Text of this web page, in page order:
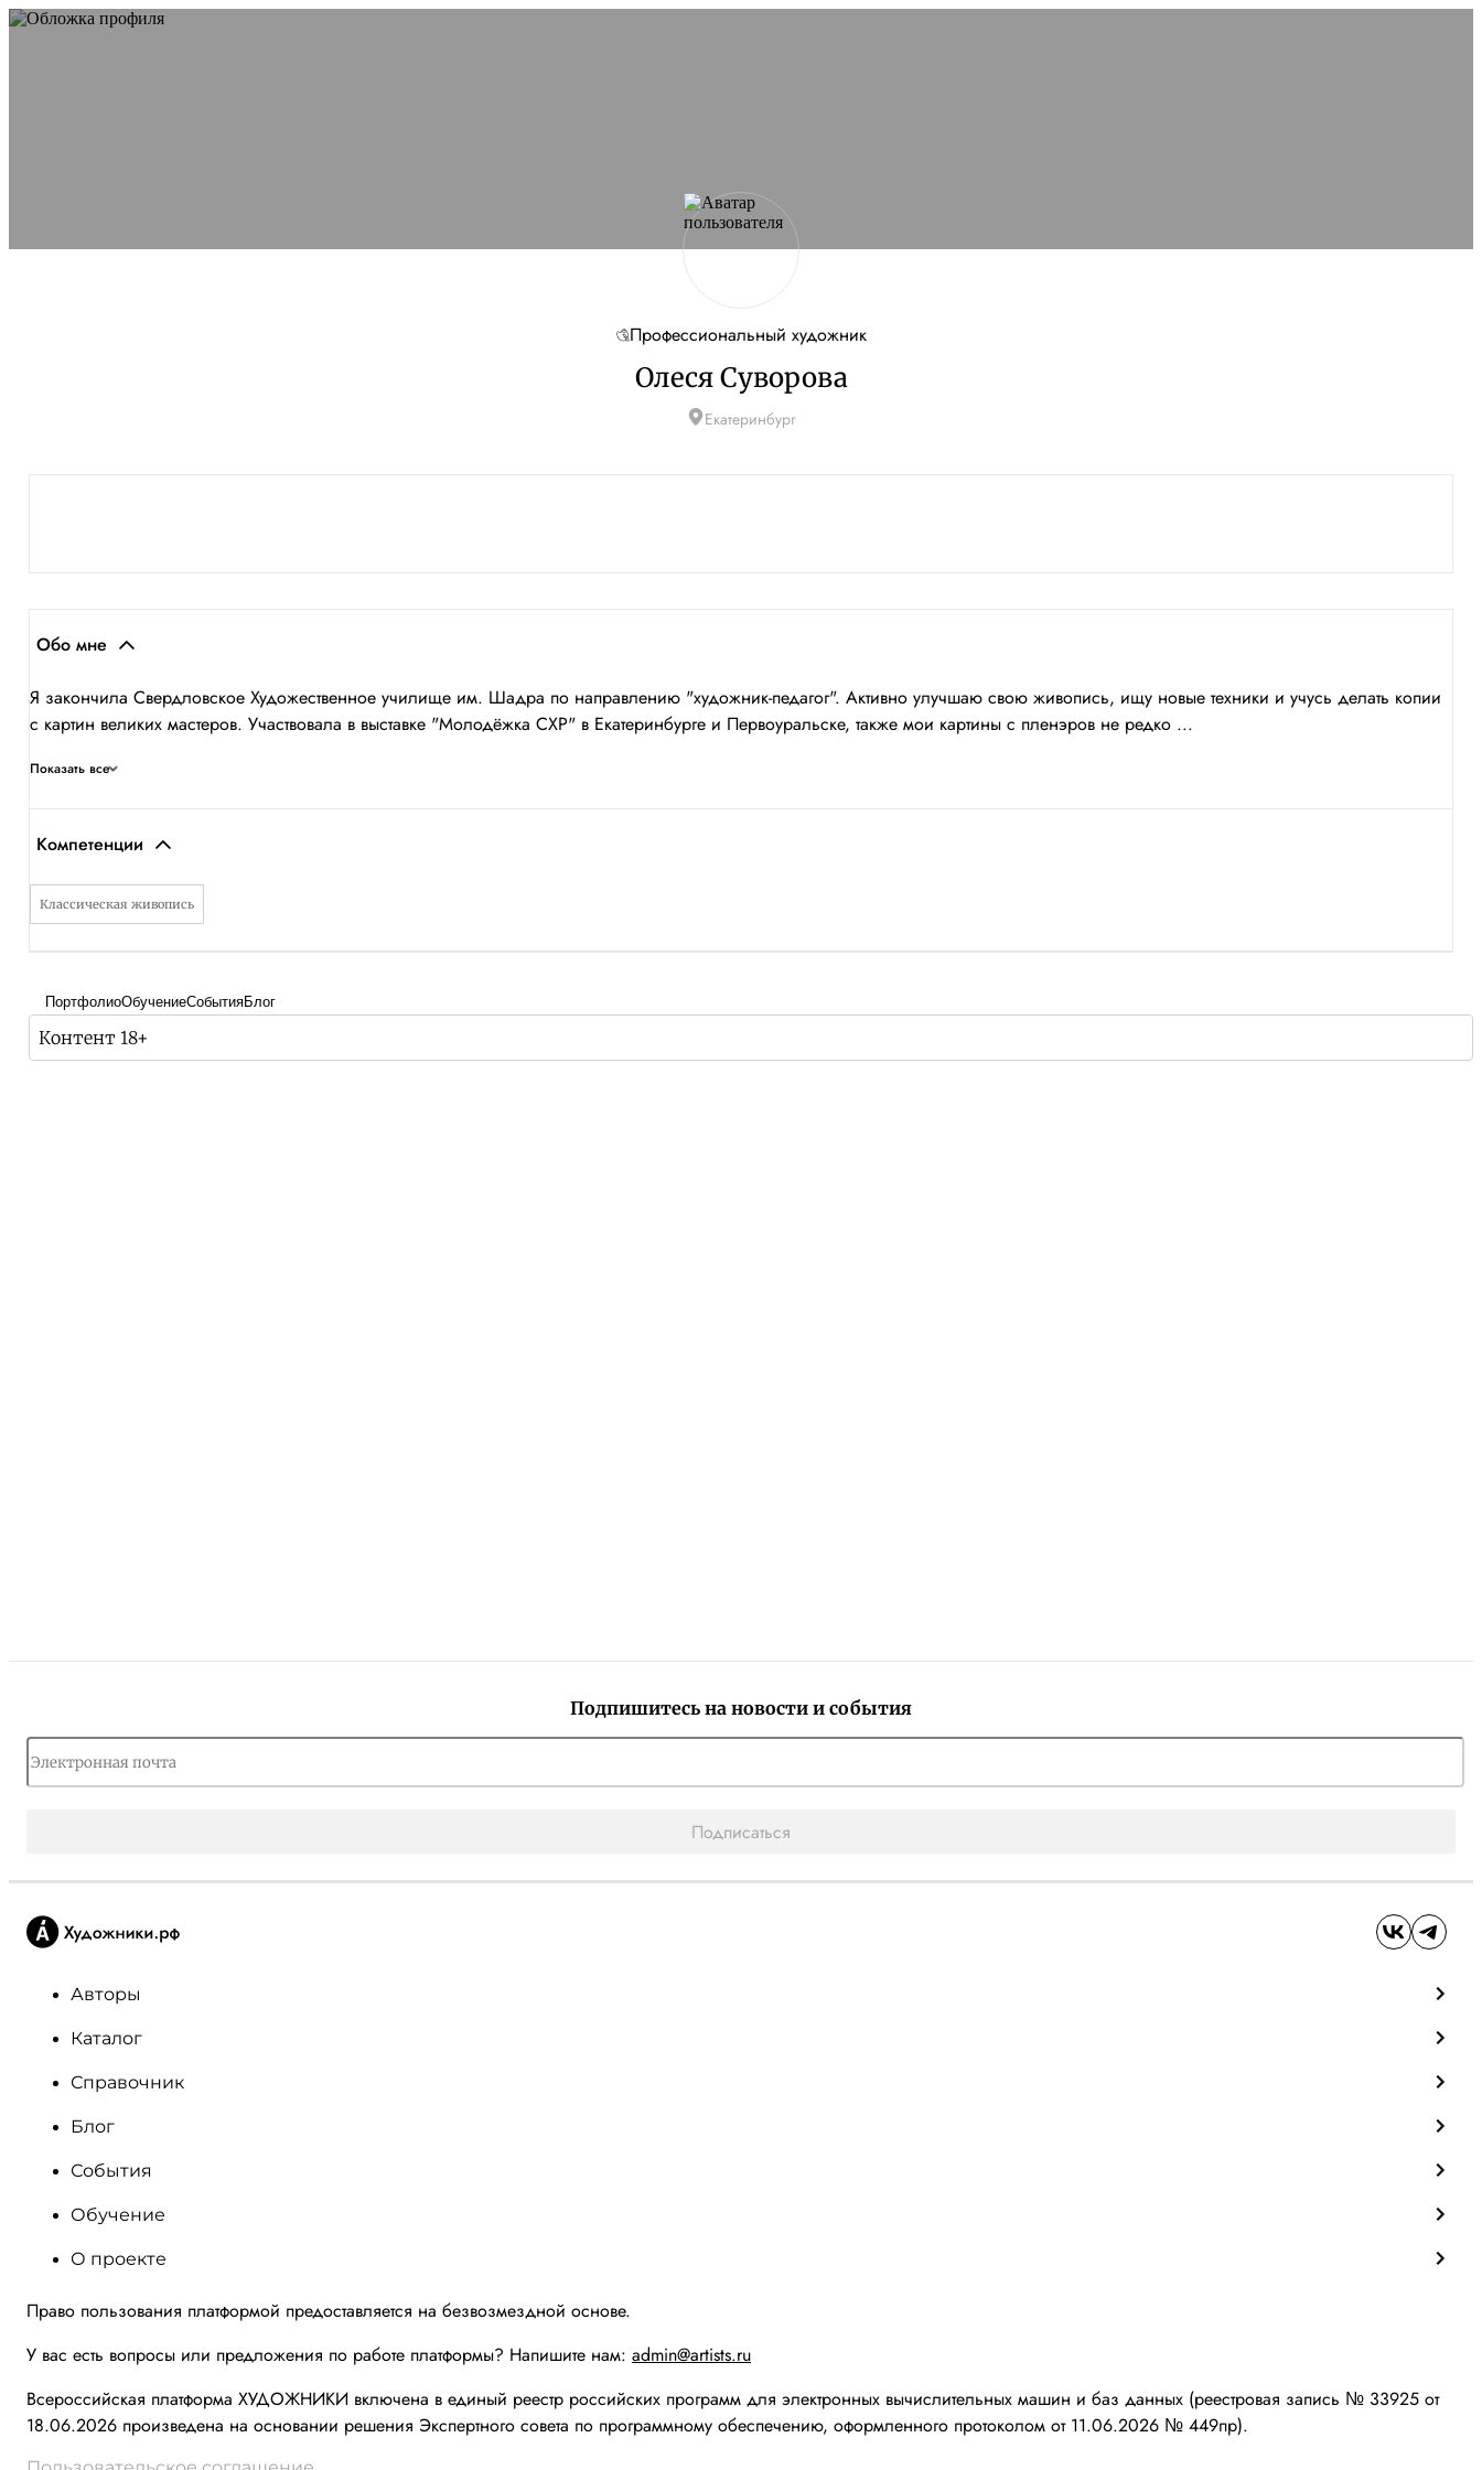
Профессиональный художник
Олеся Суворова
Екатеринбург
Обо мне
Я закончила Свердловское Художественное училище им. Шадра по направлению "художник-педагог". Активно улучшаю свою живопись, ищу новые техники и учусь делать копии
с картин великих мастеров. Участвовала в выставке "Молодёжка СХР" в Екатеринбурге и Первоуральске, также мои картины с пленэров не редко ...
Показать все
Компетенции
Классическая живопись
ПортфолиоОбучениеСобытияБлог
Контент 18+
Подпишитесь на новости и события
Подписаться
Авторы
Каталог
Справочник
Блог
События
Обучение
О проекте
Право пользования платформой предоставляется на безвозмездной основе.
У вас есть вопросы или предложения по работе платформы? Напишите нам: admin@artists.ru
Всероссийская платформа ХУДОЖНИКИ включена в единый реестр российских программ для электронных вычислительных машин и баз данных (реестровая запись № 33925 от
18.06.2026 произведена на основании решения Экспертного совета по программному обеспечению, оформленного протоколом от 11.06.2026 № 449пр).